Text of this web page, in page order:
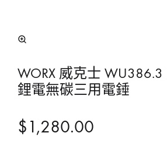
WORX 威克士
鋰電無碳三用電錘
$1,280.00